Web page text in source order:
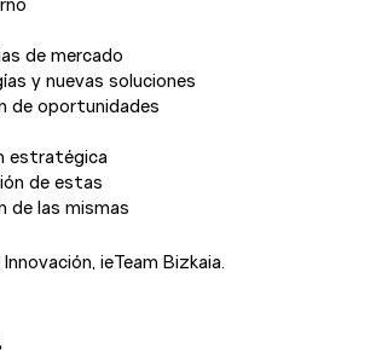
de mercado
y nuevas soluciones
estratégica
de estas
de las mismas
ieTeam Bizkaia.